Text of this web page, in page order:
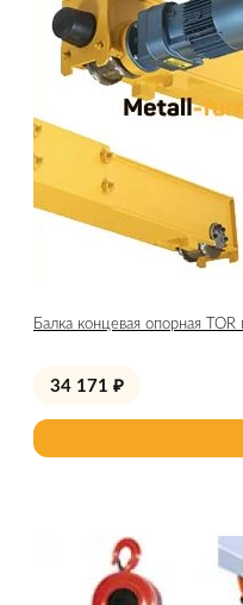
Балка концевая опорная
34 171 ₽